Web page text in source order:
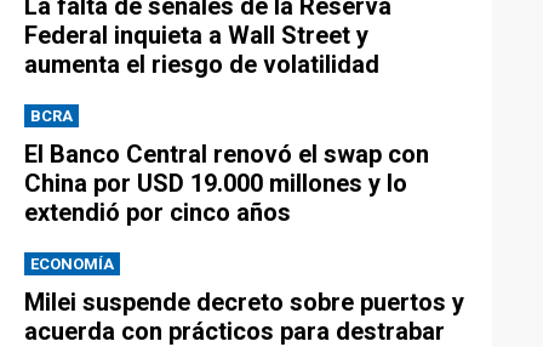
La falta de señales de la Reserva
Federal inquieta a Wall Street y
aumenta el riesgo de volatilidad
BCRA
El Banco Central renovó el swap con
China por USD 19.000 millones y lo
extendió por cinco años
ECONOMÍA
Milei suspende decreto sobre puertos y
acuerda con prácticos para destrabar